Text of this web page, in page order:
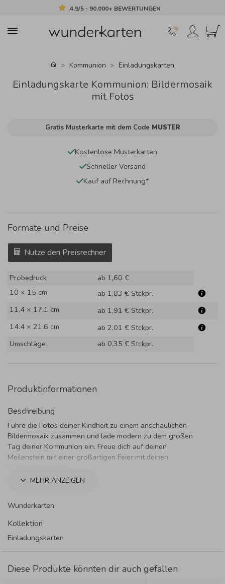
4.9/5 - 90.000+ BEWERTUNGEN
Kommunion Einladungskarten
Einladungskarte Kommunion: Bildermosaik
mit Fotos
Gratis Musterkarte mit dem Code MUSTER
Kostenlose Musterkarten
Schneller Versand
Kauf auf Rechnung*
Formate und Preise
Nutze den Preisrechner
Probedruck
ab 1,60 €
10 × 15 cm
ab 1,83 € Stckpr.
11.4 × 17.1 cm
ab 1,91 € Stckpr.
14.4 × 21.6 cm
ab 2,01 € Stckpr.
Umschläge
ab 0,35 € Stckpr.
Produktinformationen
Beschreibung
Führe die Fotos deiner Kindheit zu einem anschaulichen
Bildermosaik zusammen und lade modern zu dem großen
Tag deiner Kommunion ein. Freue dich auf deinen
Meilenstein mit einer großartigen Feier mit deinen
MEHR ANZEIGEN
Wunderkarten
Kollektion
Einladungskarten
Diese Produkte könnten dir auch gefallen